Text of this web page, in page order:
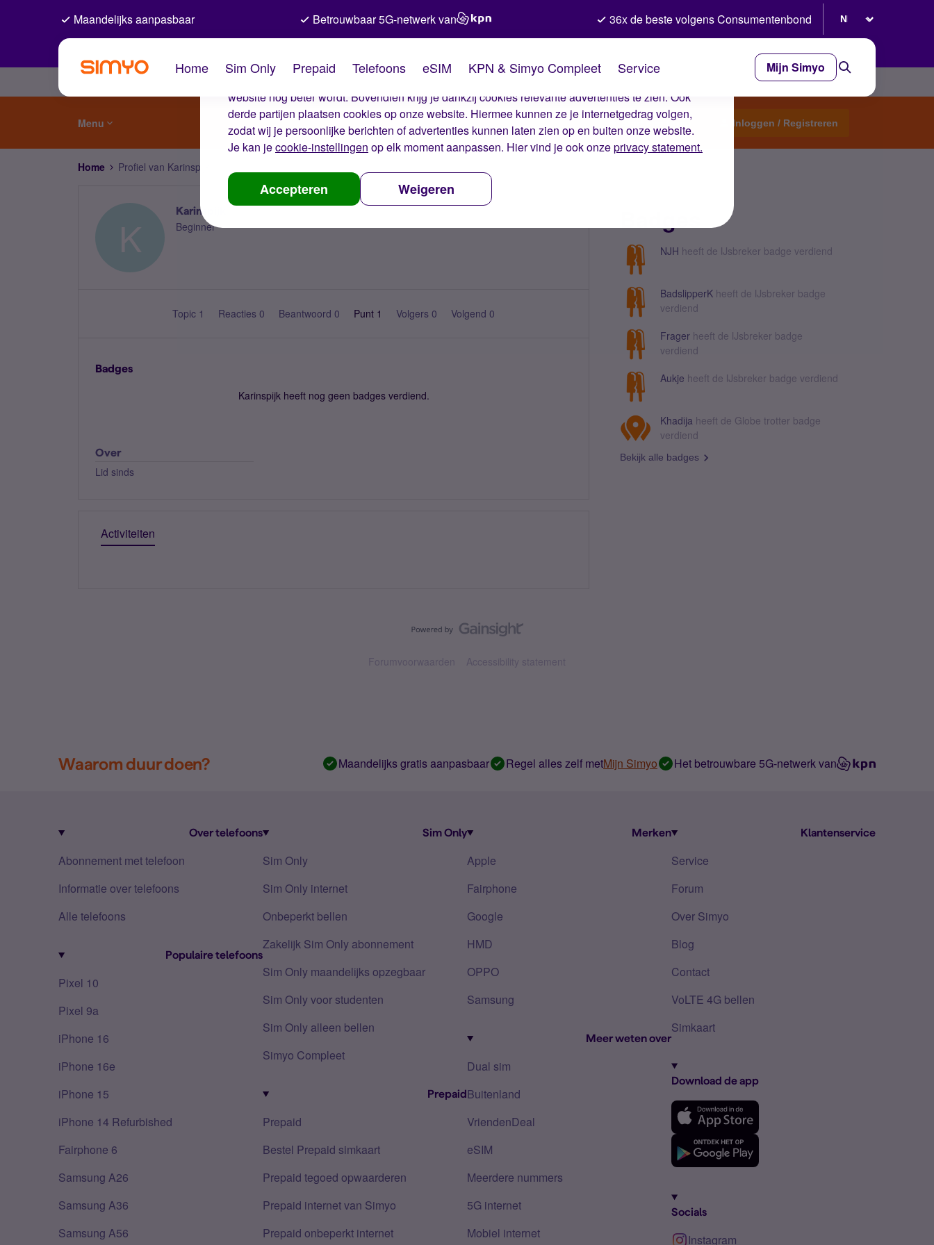
De cookies van Simyo
Wij gebruiken cookies op onze website. Met deze cookies zorgen wij ervoor dat je ervaring op de
website nog beter wordt. Bovendien krijg je dankzij cookies relevante advertenties te zien. Ook
derde partijen plaatsen cookies op onze website. Hiermee kunnen ze je internetgedrag volgen,
zodat wij je persoonlijke berichten of advertenties kunnen laten zien op en buiten onze website.
Je kan jecookie-instellingen op elk moment aanpassen. Hier vind je ook onzeprivacy statement.
Accepteren Weigeren
Maandelijks aanpasbaar Betrouwbaar 5G-netwerk van 36x de beste volgens Consumentenbond
Home Sim Only Prepaid Telefoons eSIM KPN & Simyo Compleet Service Mijn Simyo
Menu Start een topic Inloggen / Registreren
Home Profiel van Karinspijk
K
Karinspijk
Beginner
Topic 1 Reacties 0 Beantwoord 0 Punt 1 Volgers 0 Volgend 0
Badges
Karinspijk heeft nog geen badges verdiend.
Over
Lid sinds
Activiteiten
NJH heeft de IJsbreker badge verdiend
BadslipperK heeft de IJsbreker badge
verdiend
Frager heeft de IJsbreker badge
verdiend
Aukje heeft de IJsbreker badge verdiend
Khadija heeft de Globe trotter badge
verdiend
Bekijk alle badges
Forumvoorwaarden Accessibility statement
Waarom duur doen? Maandelijks gratis aanpasbaar Regel alles zelf metMijn Simyo Het betrouwbare 5G-netwerk van
Over telefoons
Abonnement met telefoon
Informatie over telefoons
Alle telefoons
Populaire telefoons
Pixel 10
Pixel 9a
iPhone 16
iPhone 16e
iPhone 15
iPhone 14 Refurbished
Fairphone 6
Samsung A26
Samsung A36
Samsung A56
Sim Only
Sim Only
Sim Only internet
Onbeperkt bellen
Zakelijk Sim Only abonnement
Sim Only maandelijks opzegbaar
Sim Only voor studenten
Sim Only alleen bellen
Simyo Compleet
Prepaid
Prepaid
Bestel Prepaid simkaart
Prepaid tegoed opwaarderen
Prepaid internet van Simyo
Prepaid onbeperkt internet
Merken
Apple
Fairphone
Google
HMD
OPPO
Samsung
Meer weten over
Dual sim
Buitenland
VriendenDeal
eSIM
Meerdere nummers
5G internet
Mobiel internet
Klantenservice
Service
Forum
Over Simyo
Blog
Contact
VoLTE 4G bellen
Simkaart
Download de app
Socials
Instagram